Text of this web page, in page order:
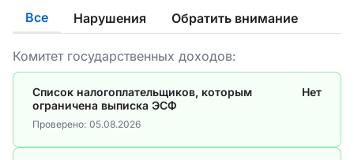
Все Нарушения Обратить внимание
Комитет государственных доходов:
Список налогоплательщиков, которым
ограничена выписка ЭСФ
Нет
Проверено: 05.08.2026